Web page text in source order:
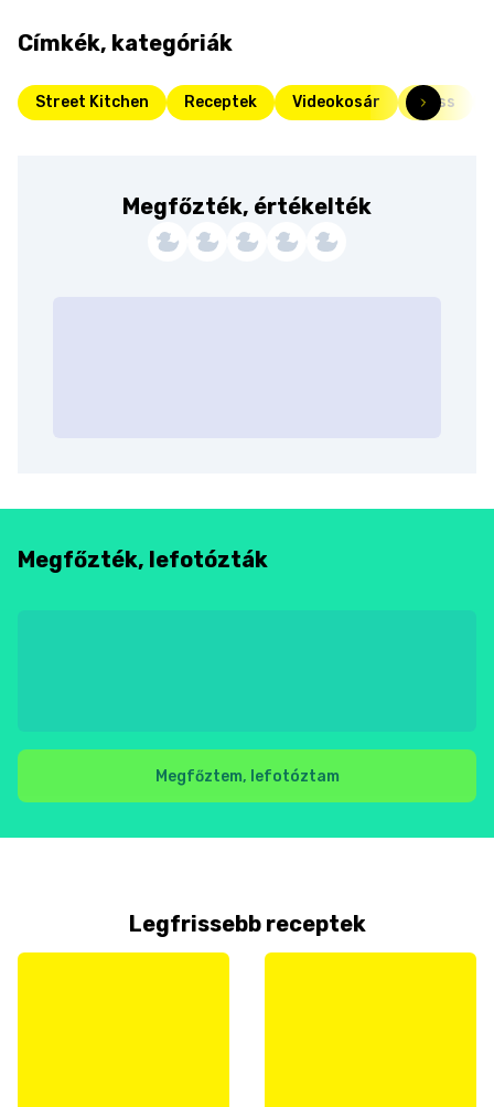
Címkék, kategóriák
Street Kitchen Receptek Videokosár Friss
Megfőzték, értékelték
Megfőzték, lefotózták
Megfőztem, lefotóztam
Legfrissebb receptek